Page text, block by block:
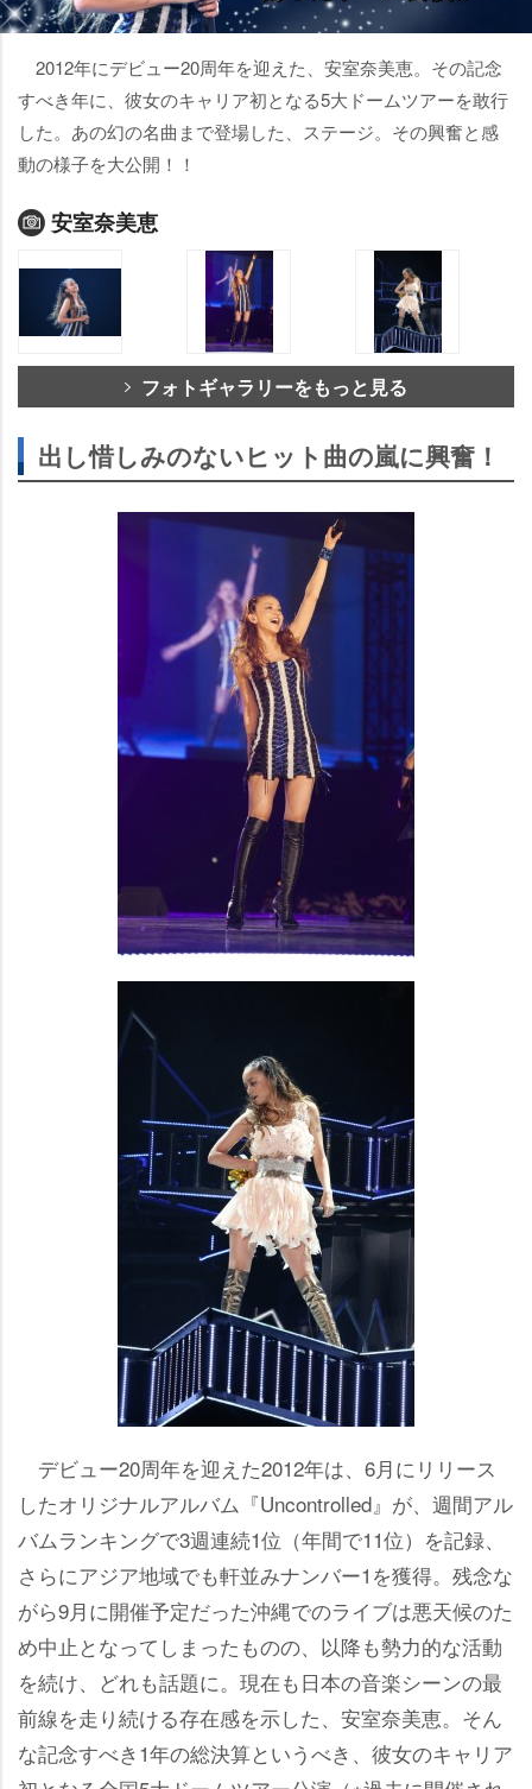
2012年にデビュー20周年を迎えた、安室奈美恵。その記念
すべき年に、彼女のキャリア初となる5大ドームツアーを敢行
した。あの幻の名曲まで登場した、ステージ。その興奮と感
動の様子を大公開！！
安室奈美恵
フォトギャラリーをもっと見る
出し惜しみのないヒット曲の嵐に興奮！
デビュー20周年を迎えた2012年は、6月にリリース
したオリジナルアルバム『Uncontrolled』が、週間アル
バムランキングで3週連続1位（年間で11位）を記録、
さらにアジア地域でも軒並みナンバー1を獲得。残念な
がら9月に開催予定だった沖縄でのライブは悪天候のた
め中止となってしまったものの、以降も勢力的な活動
を続け、どれも話題に。現在も日本の音楽シーンの最
前線を走り続ける存在感を示した、安室奈美恵。そん
な記念すべき1年の総決算というべき、彼女のキャリア